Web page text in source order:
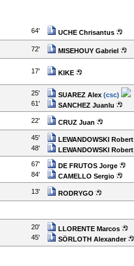
64' UCHE Chrisantus
72' MISEHOUY Gabriel
17' KIKE
25' SUAREZ Alex (csc)
61'
SANCHEZ Juanlu
22' CRUZ Juan
45'
LEWANDOWSKI Robert
48'
LEWANDOWSKI Robert
67'
DE FRUTOS Jorge
84'
CAMELLO Sergio
13' RODRYGO
20'
LLORENTE Marcos
45'
SÖRLOTH Alexander